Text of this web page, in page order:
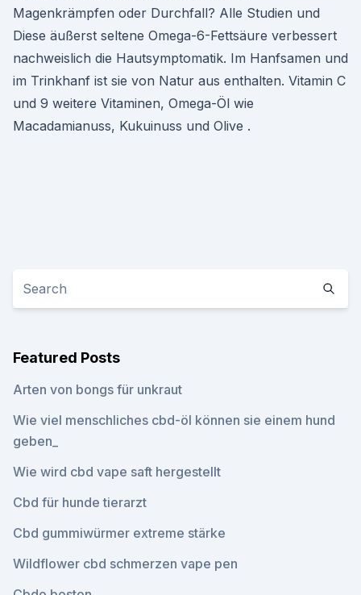
Magenkrämpfen oder Durchfall? Alle Studien und
Diese äußerst seltene Omega-6-Fettsäure verbessert
nachweislich die Hautsymptomatik. Im Hanfsamen und
im Trinkhanf ist sie von Natur aus enthalten. Vitamin C
und 9 weitere Vitaminen, Omega-Öl wie
Macadamianuss, Kukuinuss und Olive .
Featured Posts
Arten von bongs für unkraut
Wie viel menschliches cbd-öl können sie einem hund
geben_
Wie wird cbd vape saft hergestellt
Cbd für hunde tierarzt
Cbd gummiwürmer extreme stärke
Wildflower cbd schmerzen vape pen